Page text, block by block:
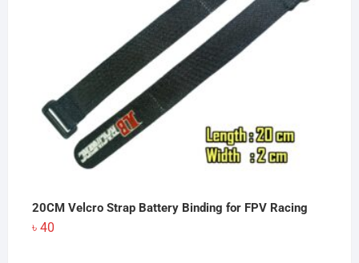
20CM Velcro Strap Battery Binding for FPV Racing
৳ 40